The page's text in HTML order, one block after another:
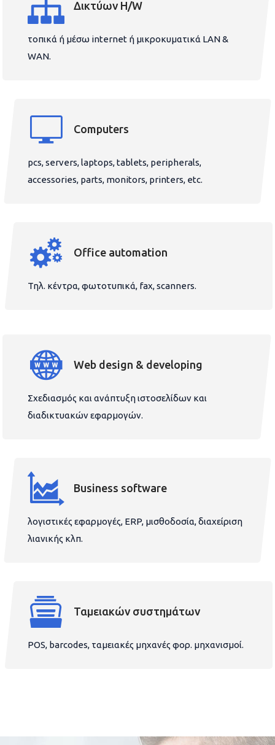
Δικτύων H/W
τοπικά ή μέσω internet ή μικροκυματικά LAN &
WAN.
Computers
pcs, servers, laptops, tablets, peripherals,
accessories, parts, monitors, printers, etc.
Office automation
Τηλ. κέντρα, φωτοτυπικά, fax, scanners.
Web design & developing
Σχεδιασμός και ανάπτυξη ιστοσελίδων και
διαδικτυακών εφαρμογών.
Business software
λογιστικές εφαρμογές, ERP, μισθοδοσία, διαχείριση
λιανικής κλπ.
Ταμειακών συστημάτων
POS, barcodes, ταμειακές μηχανές φορ. μηχανισμοί.